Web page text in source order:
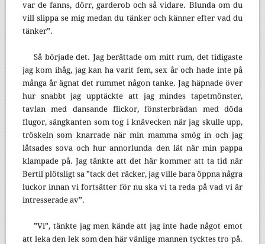
var de fanns, dörr, garderob och så vidare. Blunda om du
vill slippa se mig medan du tänker och känner efter vad du
tänker”.
Så började det. Jag berättade om mitt rum, det tidigaste
jag kom ihåg, jag kan ha varit fem, sex år och hade inte på
många år ägnat det rummet någon tanke. Jag häpnade över
hur snabbt jag upptäckte att jag mindes tapetmönster,
tavlan med dansande flickor, fönsterbrädan med döda
flugor, sängkanten som tog i knävecken när jag skulle upp,
tröskeln som knarrade när min mamma smög in och jag
låtsades sova och hur annorlunda den lät när min pappa
klampade på. Jag tänkte att det här kommer att ta tid när
Bertil plötsligt sa ”tack det räcker, jag ville bara öppna några
luckor innan vi fortsätter för nu ska vi ta reda på vad vi är
intresserade av”.
”Vi”, tänkte jag men kände att jag inte hade något emot
att leka den lek som den här vänlige mannen tycktes tro på.